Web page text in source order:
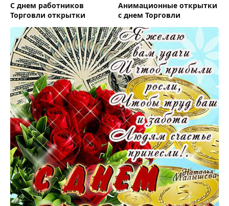
С днем работников
Торговли открытки
Анимационные открытки
с днем Торговли